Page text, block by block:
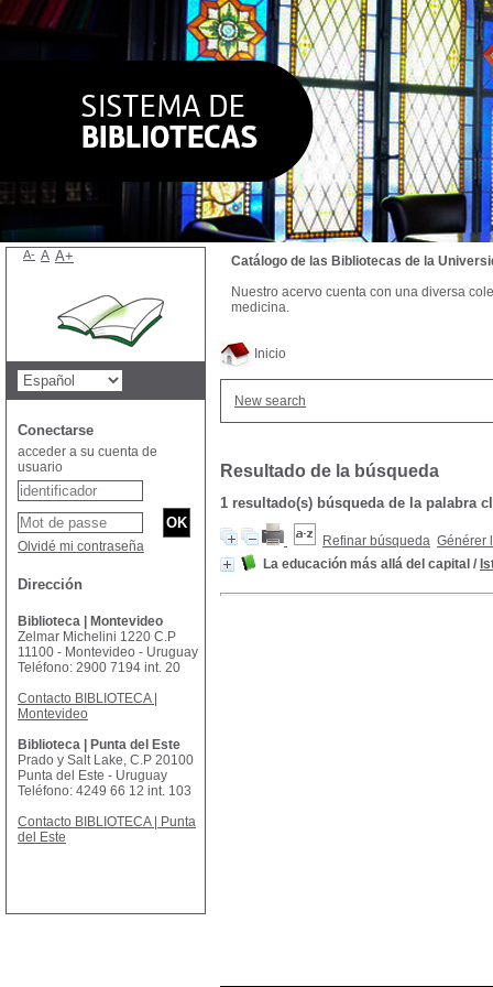
Inicio
New search
Resultado de la búsqueda
1 resultado(s) búsqueda de la palabra
Refinar búsqueda Générer
La educación más allá del capital /
Catálogo de las Bibliotecas de la
Nuestro acervo cuenta con una diversa
medicina.
A- A A+
Conectarse
acceder a su cuenta de
usuario
Olvidé mi contraseña
Dirección
Biblioteca | Montevideo
Zelmar Michelini 1220 C.P
11100 - Montevideo - Uruguay
Teléfono: 2900 7194 int. 20
Contacto BIBLIOTECA |
Montevideo
Biblioteca | Punta del Este
Prado y Salt Lake, C.P 20100
Punta del Este - Uruguay
Teléfono: 4249 66 12 int. 103
Contacto BIBLIOTECA | Punta
del Este